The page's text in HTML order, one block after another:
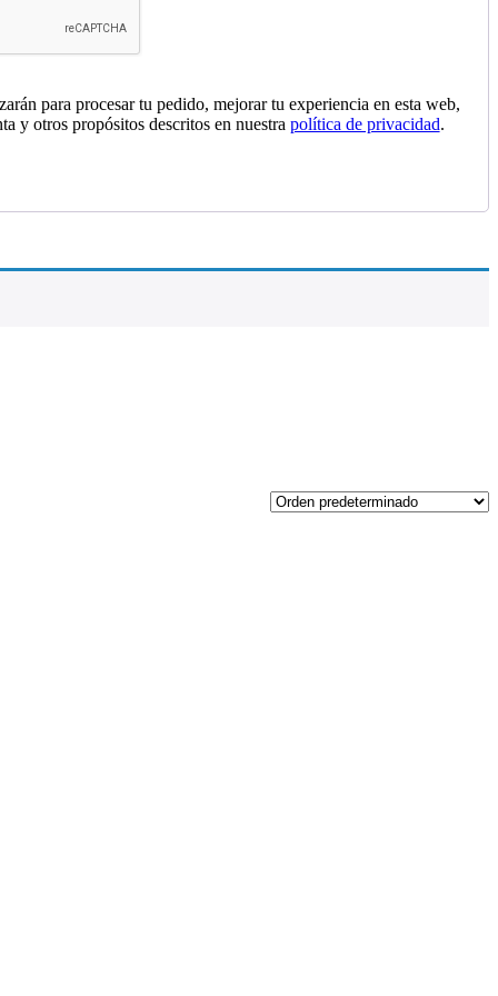
para procesar tu pedido, mejorar tu experiencia en esta web,
y otros propósitos descritos en nuestra política de privacidad.